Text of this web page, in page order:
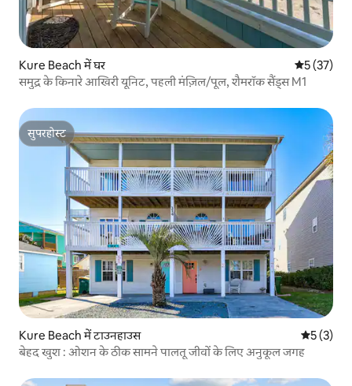
Kure Beach में घर औसत रेटिंग
5 (37)
समुद्र के किनारे आखिरी यूनिट, पहली मंज़िल/पूल, शैमरॉक सैंड्स M1
सुपरहोस्ट
सुपरहोस्ट
Kure Beach में टाउनहाउस औसत रेटिंग
5 (3)
बेहद खुश : ओशन के ठीक सामने पालतू जीवों के लिए अनुकूल जगह